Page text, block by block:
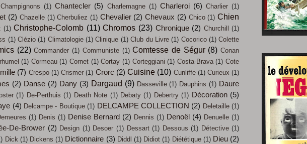
Champignons (1) Chantecler (5) Charlemagne (1) Charleroi (6) Charlier (1)
(2) Chazelle (1) Cherbuliez (1) Chevalier (2) Chevaux (2) Chico (1) Chien
(1) Christophe-Colomb (11) Chromos (23) Chronique (2) Churchill (1)
(1) Clézio (1) Climatologie (1) Clinique (1) Club du Livre (1) Cocorico (1) Colette
(22) Commander (1) Communiste (1) Comtesse de Ségur (8) Conan
(1) Cormeau (1) Cornet (1) Cortay (1) Corteggiani (1) Costa-Brava (1) Cote
(7) Crespo (1) Crismer (1) Crorc (2) Cuisine (10) Cunliffe (1) Curieux (1)
(2) Danse (2) Dany (3) Dargaud (9) Dasseville (1) Dauphins (1) Daure
(1) De-Perthuis (1) Death Note (1) Debaty (1) Debertry (1) Décoration (5)
(4) Delcampe - Boutique (1) DELCAMPE COLLECTION (2) Deletaille (1)
(1) Denis (1) Denise Bernard (2) Dennis (1) Denoël (4) Denuelle (1)
De-Brower (2) Design (1) Desoer (1) Dessart (1) Dessous (1) Détective (1)
Dick (1) Dickens (1) Dictionnaire (3) Diddl (1) Didiot (1) Diététique (1) Dieu (2)